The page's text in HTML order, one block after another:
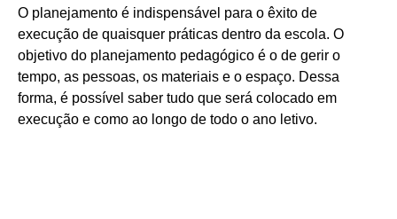
O planejamento é indispensável para o êxito de
execução de quaisquer práticas dentro da escola. O
objetivo do planejamento pedagógico é o de gerir o
tempo, as pessoas, os materiais e o espaço. Dessa
forma, é possível saber tudo que será colocado em
execução e como ao longo de todo o ano letivo.